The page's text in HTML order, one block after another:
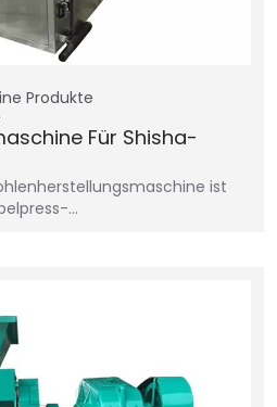
Produkte
Für Shisha-
ist
…